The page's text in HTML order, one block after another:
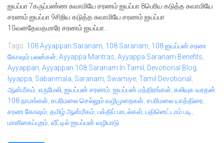
ஐயப்பா 7கருப்பண்ண சுவாமியே சரணம் ஐயப்பா 8பெரிய கடுத்த சுவாமியே
சரணம் ஐயப்பா 9சிறிய கடுத்த சுவாமியே சரணம் ஐயப்பா
10வனதேவதமாரே சரணம் ஐயப்பா...
Tags: 108 Ayyappan Saranam, 108 Saranam, 108 ஐயப்பன் சரண
கோஷம் பலன்கள், Ayyappa Mantras, Ayyappa Saranam Benefits,
Ayyappan, Ayyappan 108 Saranam In Tamil , Devotional Blog,
Iyyappa, Sabarimala, Saranam, Swamiye, Tamil Devotional ,
ஆன்மீகம், எருமேலி, ஐயப்பன் சரணம், ஐயப்பன் மந்திரங்கள், கலியுக வரதன்
108 நாமங்கள், சபரிமலை செல்லும் வழிமுறைகள், சபரிமலை யாத்திரை,
சரண கோஷம், தமிழ் ஆன்மீகம், பக்திப் பாடல்கள், பதினெட்டாம் படி,
மாளிகைப்புறம், வீட்டில் ஐயப்பன் வழிபாடு